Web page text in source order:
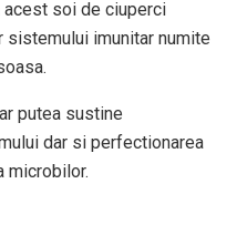
acest soi de ciuperci
sistemului imunitar numite
putea sustine
dar si perfectionarea
microbilor.